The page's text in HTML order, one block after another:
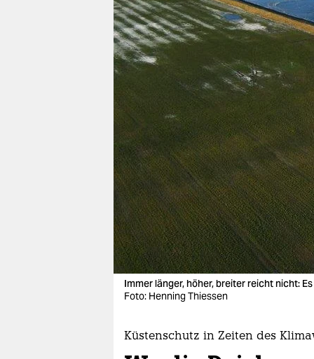
sport
berlin
wahrheit
verlag
verlag
veranstaltungen
shop
fragen & hilfe
unterstützen
genossenschaft
Immer länger, höher, breiter reicht nicht:
Foto: Henning Thiessen
Küstenschutz in Zeiten des